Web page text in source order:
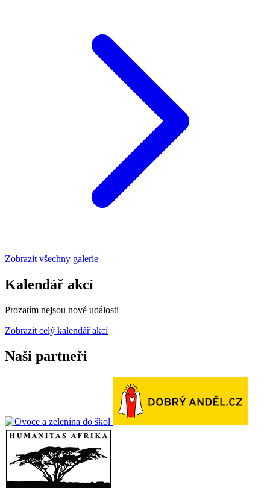
Zobrazit všechny galerie
Kalendář akcí
Prozatím nejsou nové události
Zobrazit celý kalendář akcí
Naši partneři